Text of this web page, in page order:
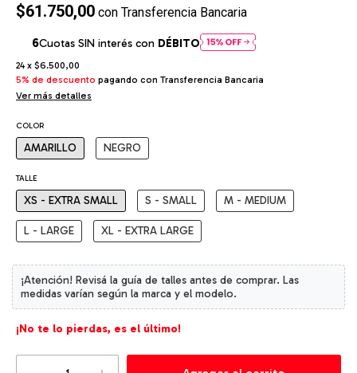
$61.750,00 con Transferencia Bancaria
Cuotas SIN interés con DÉBITO
24 x $6.500,00
5% de descuento pagando con Transferencia Bancaria
Ver más detalles
COLOR
AMARILLO NEGRO
TALLE
XS - EXTRA SMALL S - SMALL M - MEDIUM
L - LARGE XL - EXTRA LARGE
¡No te lo pierdas, es el último!